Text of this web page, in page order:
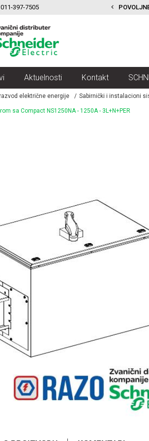
397-7505PREKIDACA I UTICNICA
Aktuelnosti Kontakt
električne energije Sabirnički i instalacioni
sa Compact NS1250NA - 1250A - 3L+N+PER